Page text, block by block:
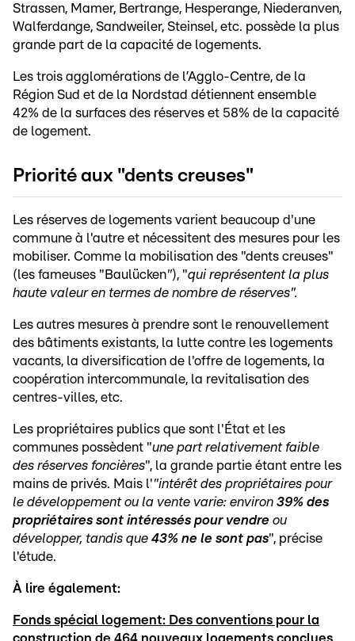
Strassen, Mamer, Bertrange, Hesperange, Niederanven,
Walferdange, Sandweiler, Steinsel, etc. possède la plus
grande part de la capacité de logements.
Les trois agglomérations de l’Agglo-Centre, de la
Région Sud et de la Nordstad détiennent ensemble
42% de la surfaces des réserves et 58% de la capacité
de logement.
Priorité aux "dents creuses"
Les réserves de logements varient beaucoup d'une
commune à l'autre et nécessitent des mesures pour les
mobiliser. Comme la mobilisation des "dents creuses"
(les fameuses "Baulücken"), "qui représentent la plus
haute valeur en termes de nombre de réserves".
Les autres mesures à prendre sont le renouvellement
des bâtiments existants, la lutte contre les logements
vacants, la diversification de l'offre de logements, la
coopération intercommunale, la revitalisation des
centres-villes, etc.
Les propriétaires publics que sont l'État et les
communes possèdent "une part relativement faible
des réserves foncières", la grande partie étant entre les
mains de privés. Mais l'"intérêt des propriétaires pour
le développement ou la vente varie: environ 39% des
propriétaires sont intéressés pour vendre ou
développer, tandis que 43% ne le sont pas", précise
l'étude.
À lire également:
Fonds spécial logement: Des conventions pour la
construction de 464 nouveaux logements conclues